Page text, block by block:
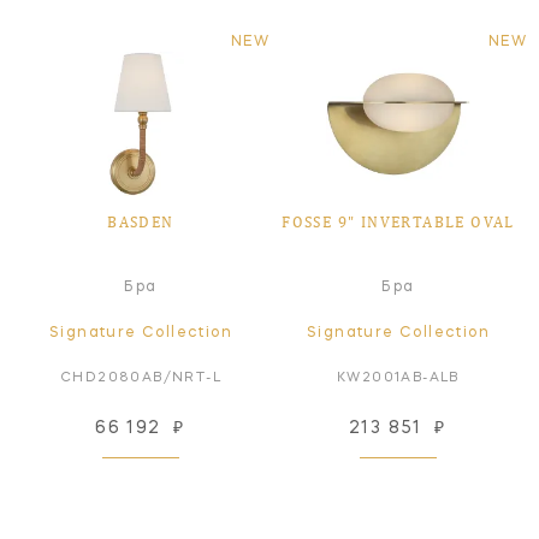
NEW
BASDEN
Бра
Signature Collection
CHD2080AB/NRT-L
66 192 ₽
NEW
FOSSE 9" INVERTABLE OVAL
Бра
Signature Collection
KW2001AB-ALB
213 851 ₽